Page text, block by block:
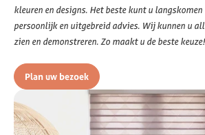
kleuren en designs. Het beste kunt u
persoonlijk en uitgebreid advies. Wij kunnen u
zien en demonstreren. Zo maakt u de beste keuze!
Plan uw bezoek